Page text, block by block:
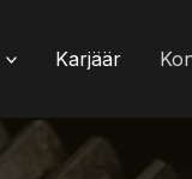
Karjäär